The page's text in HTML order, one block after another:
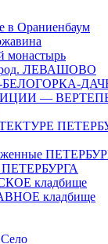
Ораниенбаум
монастырь
ЛЕВАШОВО
—
кладбище
кладбище